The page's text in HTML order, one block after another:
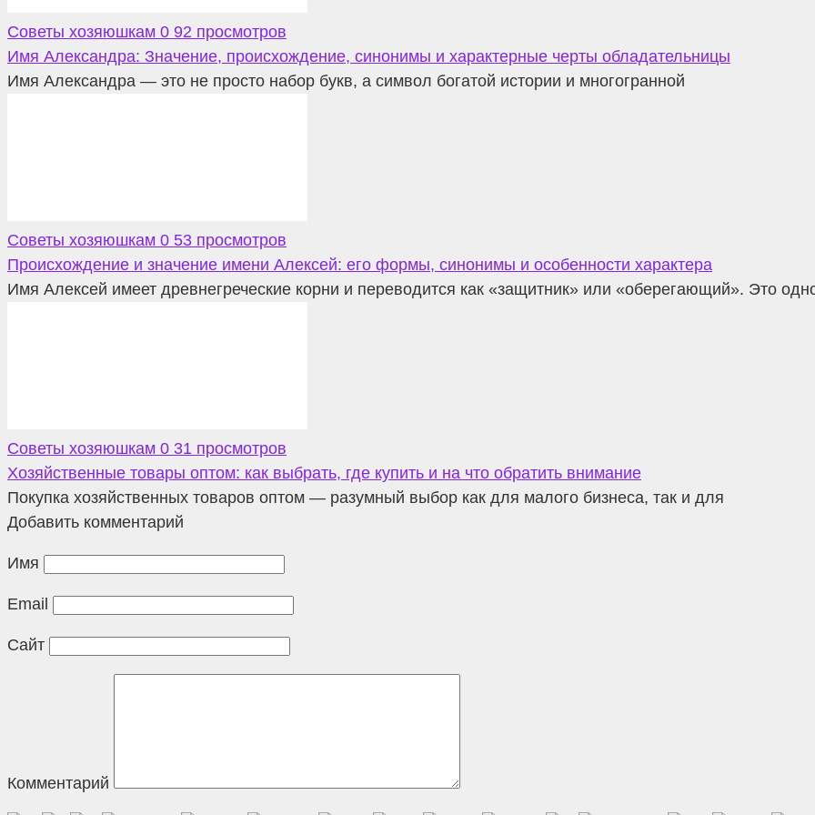
Советы хозяюшкам 0 92 просмотров
Имя Александра: Значение, происхождение, синонимы и характерные черты обладательницы
Имя Александра — это не просто набор букв, а символ богатой истории и многогранной
Советы хозяюшкам 0 53 просмотров
Происхождение и значение имени Алексей: его формы, синонимы и особенности характера
Имя Алексей имеет древнегреческие корни и переводится как «защитник» или «оберегающий». Это
Советы хозяюшкам 0 31 просмотров
Хозяйственные товары оптом: как выбрать, где купить и на что обратить внимание
Покупка хозяйственных товаров оптом — разумный выбор как для малого бизнеса, так и для
Добавить комментарий
Имя
Email
Сайт
Комментарий